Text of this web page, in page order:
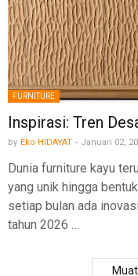
FURNITURE
Inspirasi: Tren
by Eko HIDAYAT - Januari 02,
Dunia furniture kayu
yang unik hingga
setiap bulan ada
tahun 2026 …